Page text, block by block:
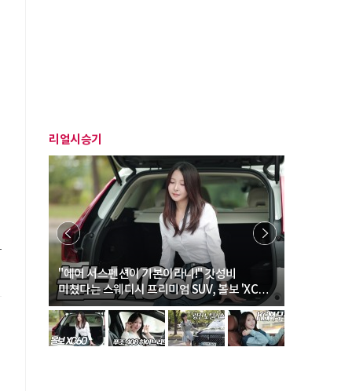
리얼시승기
"에어 서스펜션이 기본이라니!" 갓성비
미쳤다는 스웨디시 프리미엄 SUV, 볼보 'XC60
B5 울트라'